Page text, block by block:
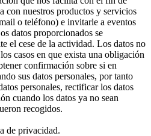
con nuestros productos y servicios
o teléfono) e invitarle a eventos
datos proporcionados se
el cese de la actividad. Los datos no
casos en que exista una obligación
confirmación sobre si en
sus datos personales, por tanto
personales, rectificar los datos
cuando los datos ya no sean
recogidos.
de privacidad.